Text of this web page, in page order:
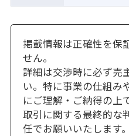
掲載情報は正確性を保
せん。
詳細は交渉時に必ず売
い。特に事業の仕組み
にご理解・ご納得の上
取引に関する最終的な
任でお願いいたします。